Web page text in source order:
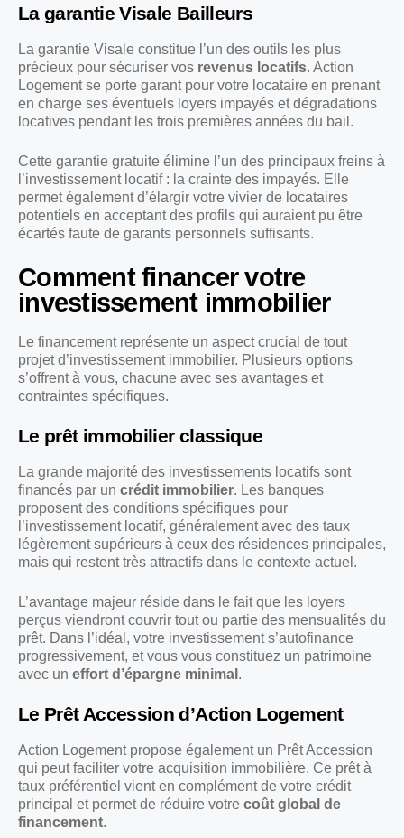
La garantie Visale Bailleurs
La garantie Visale constitue l’un des outils les plus
précieux pour sécuriser vos revenus locatifs. Action
Logement se porte garant pour votre locataire en prenant
en charge ses éventuels loyers impayés et dégradations
locatives pendant les trois premières années du bail.
Cette garantie gratuite élimine l’un des principaux freins à
l’investissement locatif : la crainte des impayés. Elle
permet également d’élargir votre vivier de locataires
potentiels en acceptant des profils qui auraient pu être
écartés faute de garants personnels suffisants.
Comment financer votre
investissement immobilier
Le financement représente un aspect crucial de tout
projet d’investissement immobilier. Plusieurs options
s’offrent à vous, chacune avec ses avantages et
contraintes spécifiques.
Le prêt immobilier classique
La grande majorité des investissements locatifs sont
financés par un crédit immobilier. Les banques
proposent des conditions spécifiques pour
l’investissement locatif, généralement avec des taux
légèrement supérieurs à ceux des résidences principales,
mais qui restent très attractifs dans le contexte actuel.
L’avantage majeur réside dans le fait que les loyers
perçus viendront couvrir tout ou partie des mensualités du
prêt. Dans l’idéal, votre investissement s’autofinance
progressivement, et vous vous constituez un patrimoine
avec un effort d’épargne minimal .
Le Prêt Accession d’Action Logement
Action Logement propose également un Prêt Accession
qui peut faciliter votre acquisition immobilière. Ce prêt à
taux préférentiel vient en complément de votre crédit
principal et permet de réduire votre coût global de
financement.